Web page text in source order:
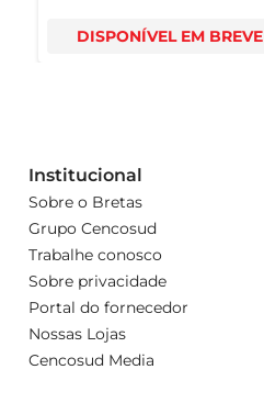
DISPONÍVEL EM BREVE
Institucional
Sobre o Bretas
Grupo Cencosud
Trabalhe conosco
Sobre privacidade
Portal do fornecedor
Nossas Lojas
Cencosud Media